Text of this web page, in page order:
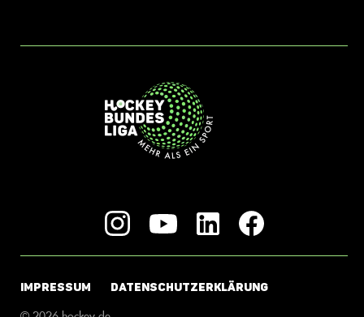
IMPRESSUM DATENSCHUTZERKLÄRUNG